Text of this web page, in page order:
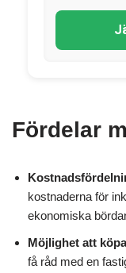
Fördelar
kostnaderna för
ekonomiska
Möjlighet att
få råd med en